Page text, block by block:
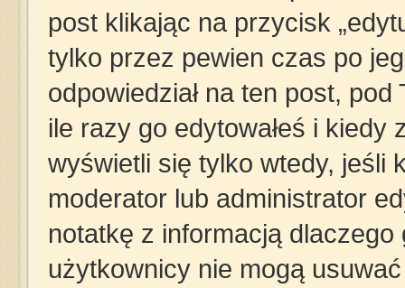
post klikając na przycisk
tylko przez pewien czas po
odpowiedział na ten post,
ile razy go edytowałeś i kiedy
wyświetli się tylko wtedy, jeśli
moderator lub administrator
notatkę z informacją
użytkownicy nie mogą